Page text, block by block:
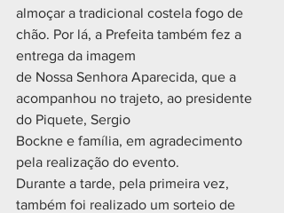
almoçar a tradicional costela fogo de
chão. Por lá, a Prefeita também fez a
entrega da imagem
de Nossa Senhora Aparecida, que a
acompanhou no trajeto, ao presidente
do Piquete, Sergio
Bockne e família, em agradecimento
pela realização do evento.
Durante a tarde, pela primeira vez,
também foi realizado um sorteio de